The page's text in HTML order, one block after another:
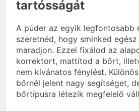
tartósságát
A púder az egyik legfontosabb
szeretnéd, hogy sminked
maradjon. Ezzel fixálod az
korrektort, mattítod a bőrt,
nem kívánatos fénylést.
bőrnél jelent nagy segítséget,
bőrtípusra létezik megfelelő